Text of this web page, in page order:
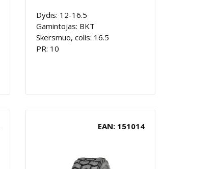
Dydis: 12-16.5
Gamintojas: BKT
Skersmuo, colis: 16.5
PR: 10
EAN: 151014